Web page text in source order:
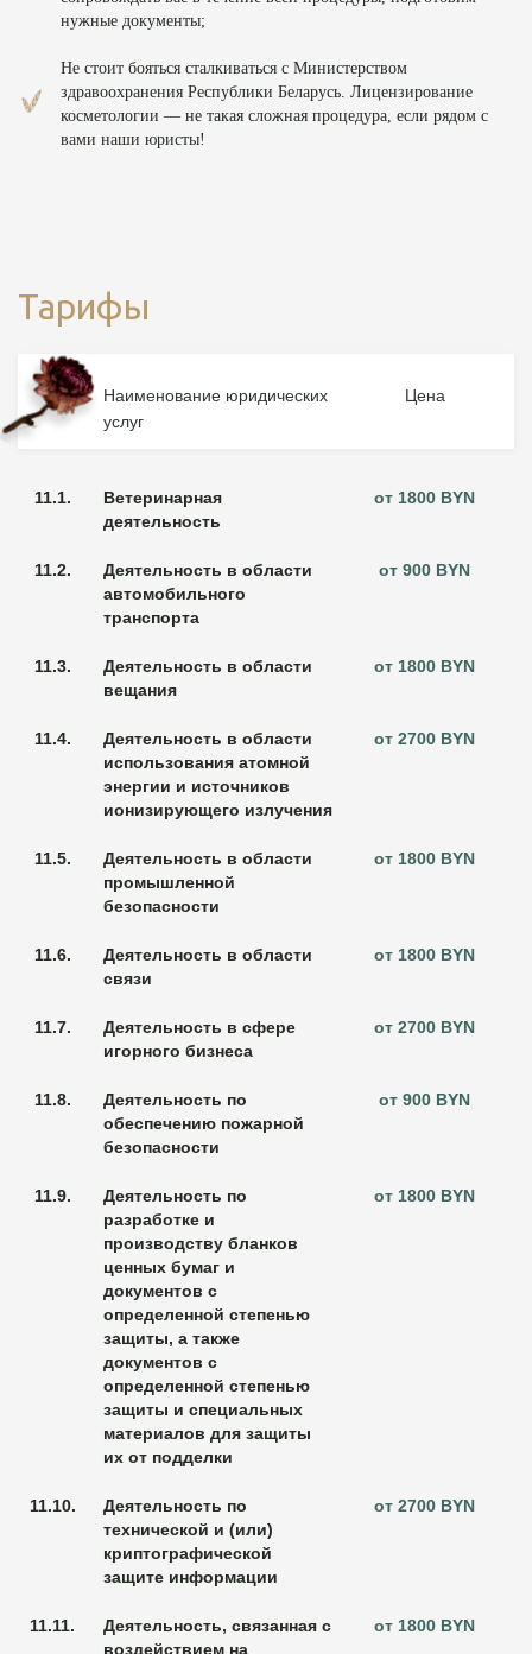
нужные документы;
Не стоит бояться сталкиваться с Министерством
здравоохранения Республики Беларусь. Лицензирование
косметологии — не такая сложная процедура, если рядом с
вами наши юристы!
Тарифы
№
Наименование юридических
услуг
Цена
11.1.
Ветеринарная
деятельность
от 1800 BYN
11.2.
Деятельность в области
автомобильного
транспорта
от 900 BYN
11.3.
Деятельность в области
вещания
от 1800 BYN
11.4.
Деятельность в области
использования атомной
энергии и источников
ионизирующего излучения
от 2700 BYN
11.5.
Деятельность в области
промышленной
безопасности
от 1800 BYN
11.6.
Деятельность в области
связи
от 1800 BYN
11.7.
Деятельность в сфере
игорного бизнеса
от 2700 BYN
11.8.
Деятельность по
обеспечению пожарной
безопасности
от 900 BYN
11.9.
Деятельность по
разработке и
производству бланков
ценных бумаг и
документов с
определенной степенью
защиты, а также
документов с
определенной степенью
защиты и специальных
материалов для защиты
их от подделки
от 1800 BYN
11.10.
Деятельность по
технической и (или)
криптографической
защите информации
от 2700 BYN
11.11.
Деятельность, связанная с
воздействием на
от 1800 BYN